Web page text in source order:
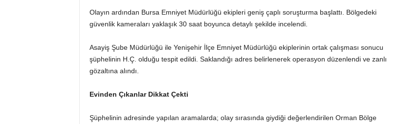
Olayın ardından Bursa Emniyet Müdürlüğü ekipleri geniş çaplı soruşturma başlattı. Bölgedeki
güvenlik kameraları yaklaşık 30 saat boyunca detaylı şekilde incelendi.
Asayiş Şube Müdürlüğü ile Yenişehir İlçe Emniyet Müdürlüğü ekiplerinin ortak çalışması sonucu
şüphelinin H.Ç. olduğu tespit edildi. Saklandığı adres belirlenerek operasyon düzenlendi ve zanlı
gözaltına alındı.
Evinden Çıkanlar Dikkat Çekti
Şüphelinin adresinde yapılan aramalarda; olay sırasında giydiği değerlendirilen Orman Bölge